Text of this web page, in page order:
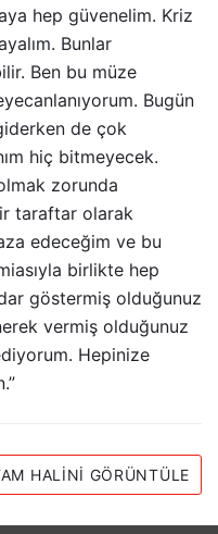
hep güvenelim. Kriz
Bunlar
Ben bu müze
Bugün
de çok
hiç bitmeyecek.
zorunda
taraftar olarak
edeceğim ve bu
birlikte hep
göstermiş olduğunuz
vermiş olduğunuz
Hepinize
HALINI GÖRÜNTÜLE